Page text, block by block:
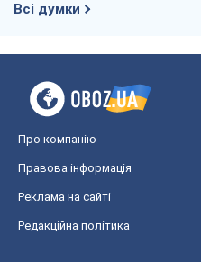
Всі думки
Про компанію
Правова інформація
Реклама на сайті
Редакційна політика